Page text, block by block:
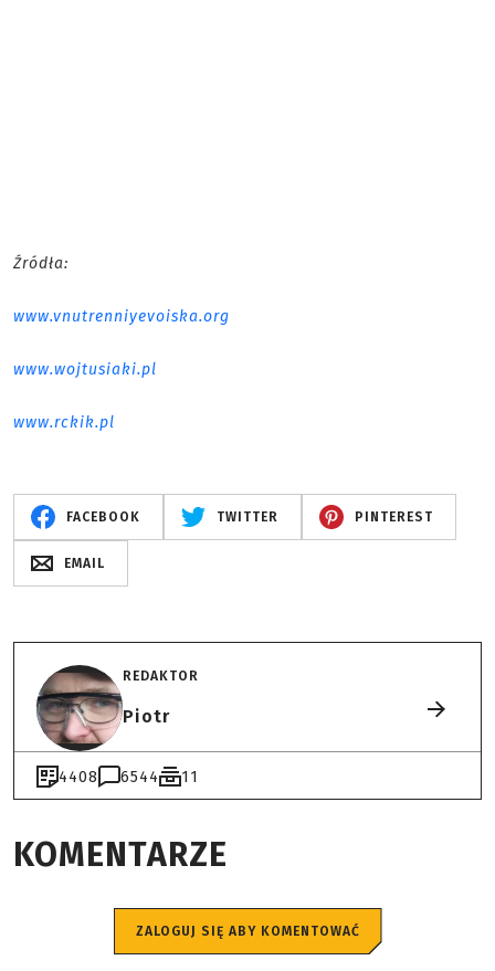
Źródła:
www.vnutrenniyevoiska.org
www.wojtusiaki.pl
www.rckik.pl
FACEBOOK TWITTER PINTEREST
EMAIL
REDAKTOR
Piotr
4408 6544 11
KOMENTARZE
ZALOGUJ SIĘ ABY KOMENTOWAĆ